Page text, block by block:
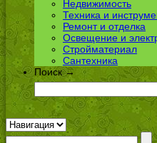
Недвижимость
Техника и
Ремонт и отделка
Освещение и
Стройматериал
Сантехника
Поиск →